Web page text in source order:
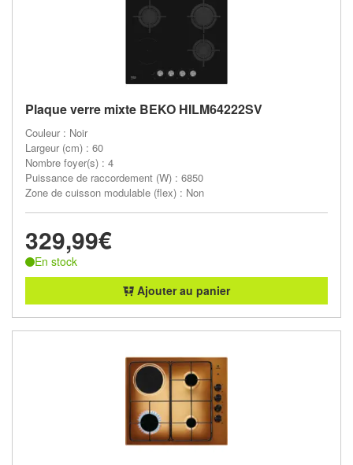
Plaque verre mixte BEKO HILM64222SV
Couleur : Noir
Largeur (cm) : 60
Nombre foyer(s) : 4
Puissance de raccordement (W) : 6850
Zone de cuisson modulable (flex) : Non
329,99€
En stock
Ajouter au panier